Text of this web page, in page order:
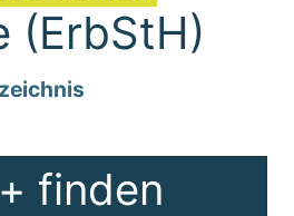
(ErbStH)
finden